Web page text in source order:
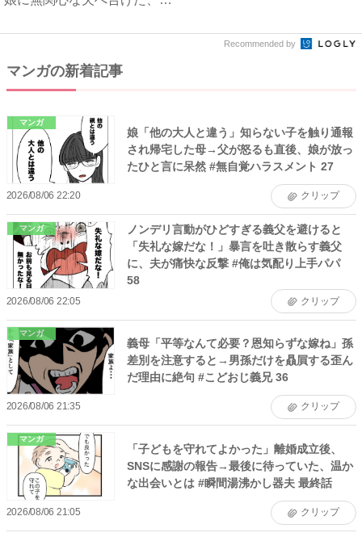
Recommended by
マンガの新着記事
マンガ
娘「他の大人と違う」知らない子を触り通報
され帰宅した母→父が怒るも直後、娘が放っ
たひと言に呆然 #無自覚ハラスメント 27
2026/08/06 22:20 クリップ
マンガ
ノンデリ言動がひどすぎる義父を避けると
「失礼な嫁だな！」暴言を吐き散らす義父
に、夫が痛快な反撃 #俺は気配り上手パパ
58
2026/08/06 22:05 クリップ
マンガ
義母「平等なんて必要？恩知らずな嫁ね」孫
差別を注意すると→男孫だけを贔屓する歪ん
だ理由に絶句 #こどおじ義兄 36
2026/08/06 21:35 クリップ
マンガ
「子どもを守れてよかった」離婚成立後、
SNSに感謝の報告→最後に待っていた、温か
な出会いとは #瞬間湯沸かし器夫 最終話
2026/08/06 21:05 クリップ